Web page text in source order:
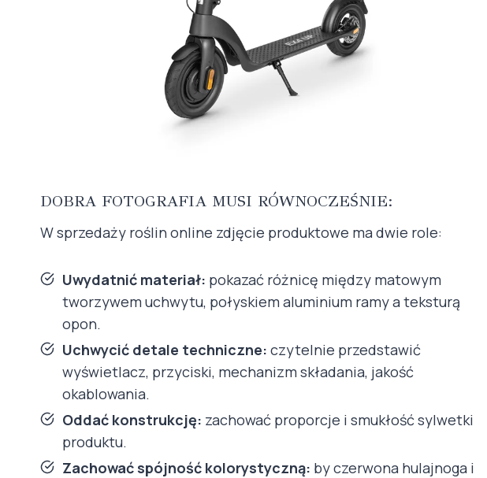
DOBRA FOTOGRAFIA MUSI RÓWNOCZEŚNIE:
W sprzedaży roślin online zdjęcie produktowe ma dwie role:
Uwydatnić materiał: pokazać różnicę między matowym
tworzywem uchwytu, połyskiem aluminium ramy a teksturą
opon.
Uchwycić detale techniczne: czytelnie przedstawić
wyświetlacz, przyciski, mechanizm składania, jakość
okablowania.
Oddać konstrukcję: zachować proporcje i smukłość sylwetki
produktu.
Zachować spójność kolorystyczną: by czerwona hulajnoga i